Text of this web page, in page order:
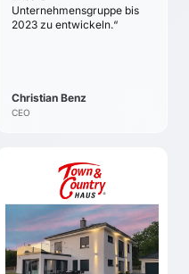
Unternehmensgruppe bis
2023 zu entwickeln.“
Christian Benz
CEO
TOWN & COUNTRY
Gabriele & Jürgen
Dawo
ZIELE